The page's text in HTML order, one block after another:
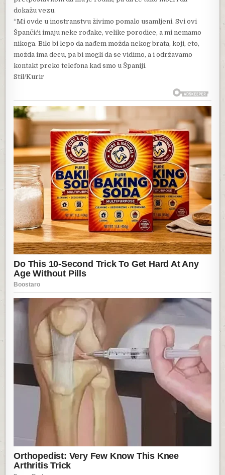
dokažu vezu.
“Mi ovde u inostranstvu živimo pomalo usamljeni. Svi ovi
Špančići imaju neke rođake, velike porodice, a mi nemamo
nikoga. Bilo bi lepo da nađem možda nekog brata, koji, eto,
možda ima decu, pa bi mogli da se vidimo, a i održavamo
kontakt preko telefona kad smo u Španiji.
Stil/Kurir